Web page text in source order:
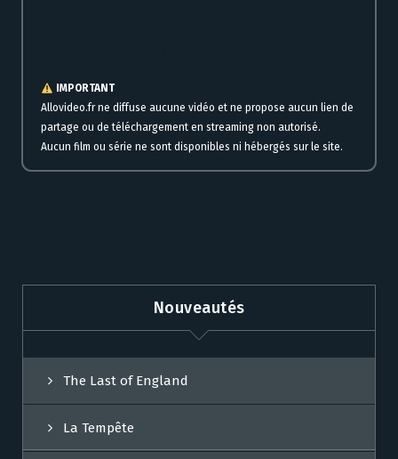
IMPORTANT
Allovideo.fr ne diffuse aucune vidéo et ne propose aucun lien de
partage ou de téléchargement en streaming non autorisé.
Aucun film ou série ne sont disponibles ni hébergés sur le site.
Nouveautés
The Last of England
La Tempête